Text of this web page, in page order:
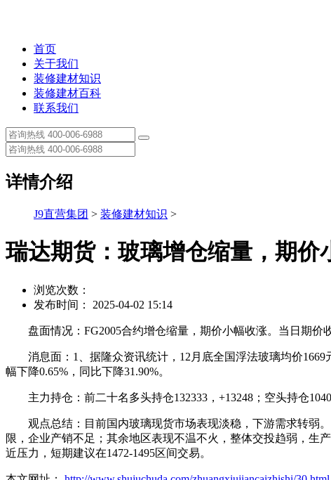
首页
关于我们
装修建材知识
装修建材百科
联系我们
详情介绍
J9直营集团 > 装修建材知识 >
瑞达期货：玻璃增仓缩量，期价
浏览次数：
发布时间： 2025-04-02 15:14
盘面情况：FG2005合约增仓缩量，期价小幅收涨。当日期价收
消息面：1、据隆众资讯统计，12月底全国浮法玻璃均价1669
幅下降0.65%，同比下降31.90%。
主力持仓：前二十名多头持仓132333，+13248；空头持仓
观点总结：目前国内玻璃现货市场表现淡稳，下游需求转弱。
限，企业产销不足；其余地区表现不温不火，整体交投趋弱，生
近压力，短期建议在1472-1495区间交易。